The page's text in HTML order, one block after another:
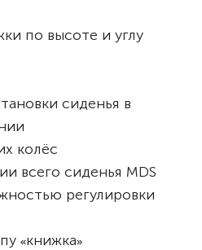
по высоте и углу
сиденья в
колёс
всего сиденья MDS
регулировки
«книжка»